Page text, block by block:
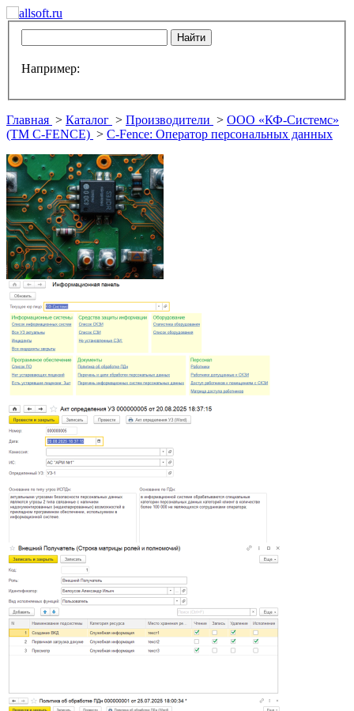
Например:
Главная > Каталог > Производители > ООО «КФ-Системс»
(TM C-FENCE) > C-Fence: Оператор персональных данных